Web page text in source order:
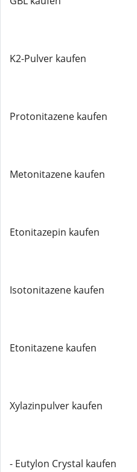
K2-Pulver kaufen
Protonitazene kaufen
Metonitazene kaufen
Etonitazepin kaufen
Isotonitazene kaufen
Etonitazene kaufen
Xylazinpulver kaufen
- Eutylon Crystal kaufen